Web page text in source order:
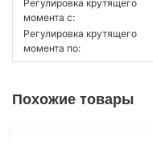
Регулировка крутящего
момента с:
Регулировка крутящего
момента по:
Похожие товары